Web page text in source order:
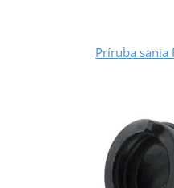
Príruba sania